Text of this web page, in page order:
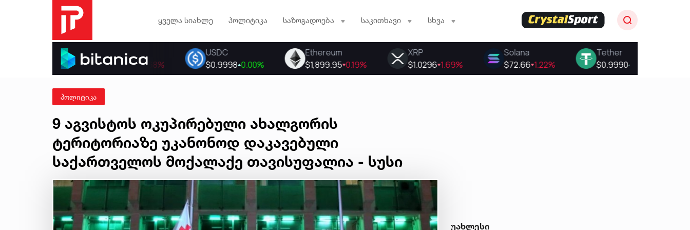
ყველა სიახლე პოლიტიკა საზოგადოება საკითხავი სხვა
პოლიტიკა
9 აგვისტოს ოკუპირებული ახალგორის
ტერიტორიაზე უკანონოდ დაკავებული
საქართველოს მოქალაქე თავისუფალია - სუსი
უახლესი